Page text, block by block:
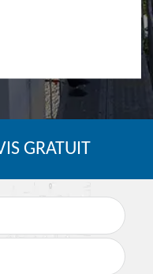
GRATUIT